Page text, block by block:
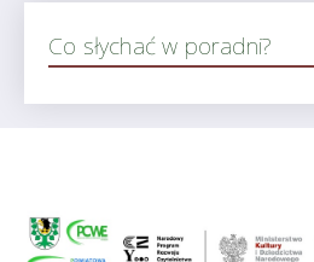
Co słychać w poradni?